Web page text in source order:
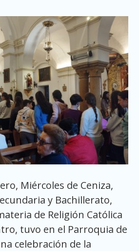
Miércoles de Ceniza,
y Bachillerato,
de Religión Católica
tuvo en el Parroquia de
celebración de la